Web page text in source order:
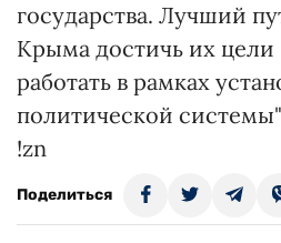
государства. Лучший
Крыма достичь их
работать в рамках
политической
!zn
Поделиться